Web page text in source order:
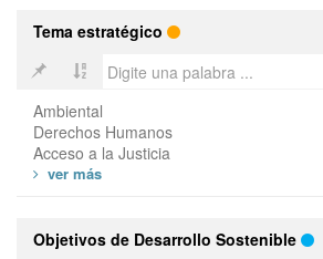
Tema estratégico
Ambiental
Derechos Humanos
Acceso a la Justicia
Objetivos de Desarrollo Sostenible